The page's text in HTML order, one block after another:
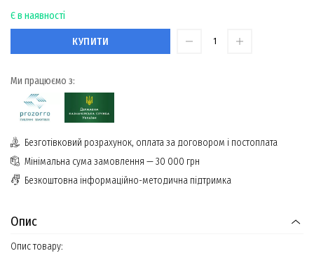
Є в наявності
КУПИТИ
Ми працюємо з:
Безготівковий розрахунок, оплата за договором і постоплата
Мінімальна сума замовлення — 30 000 грн
Безкоштовна інформаційно-методична підтримка
Опис
Опис товару: